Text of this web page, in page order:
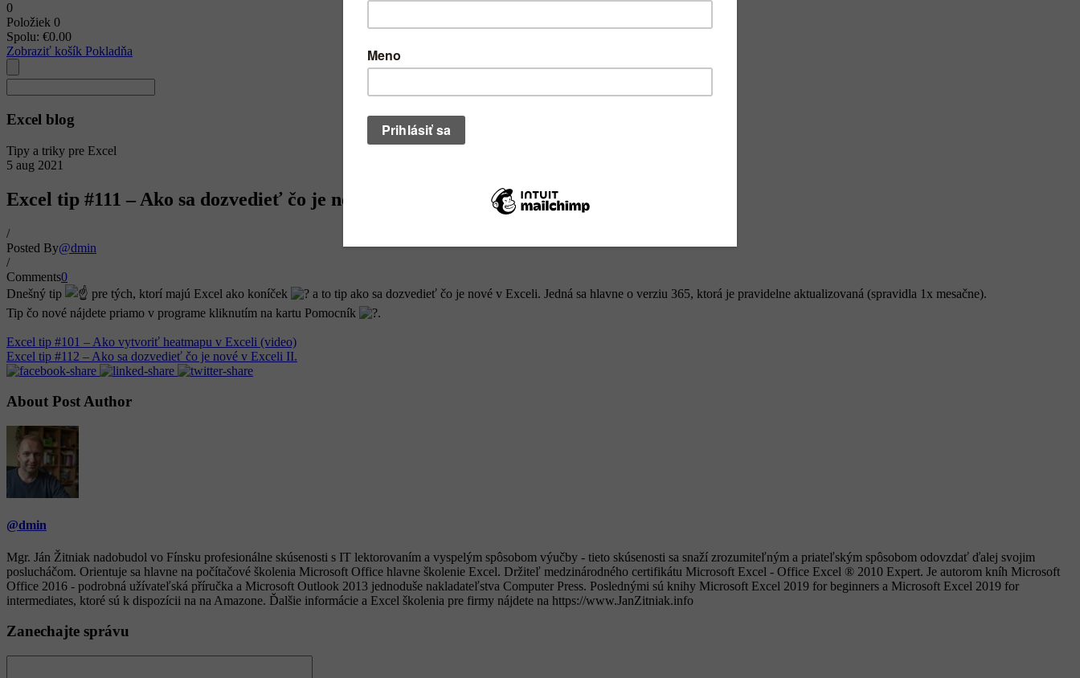
0
Položiek 0
Spolu: €0.00
Zobraziť košík Pokladňa
Excel blog
Tipy a triky pre Excel
5 aug 2021
Excel tip #111 – Ako sa dozvedieť čo je nové v Exceli (video)
/
Posted By@dmin
/
Comments0
Dnešný tip
pre tých, ktorí majú Excel ako koníček
a to tip ako sa dozvedieť čo je nové v Exceli. Jedná sa hlavne o verziu 365, ktorá je pravidelne aktualizovaná (spravidla 1x mesačne).
Tip čo nové nájdete priamo v programe kliknutím na kartu Pomocník
.
Excel tip #101 – Ako vytvoriť heatmapu v Exceli (video)
Excel tip #112 – Ako sa dozvedieť čo je nové v Exceli II.
About Post Author
@dmin
Mgr. Ján Žitniak nadobudol vo Fínsku profesionálne skúsenosti s IT lektorovaním a vyspelým spôsobom výučby - tieto skúsenosti sa snaží zrozumiteľným a priateľským spôsobom odovzdať ďalej svojim
poslucháčom. Orientuje sa hlavne na počítačové školenia Microsoft Office hlavne školenie Excel. Držiteľ medzinárodného certifikátu Microsoft Excel - Office Excel ® 2010 Expert. Je autorom kníh Microsoft
Office 2016 - podrobná užívateľská příručka a Microsoft Outlook 2013 jednoduše nakladateľstva Computer Press. Poslednými sú knihy Microsoft Excel 2019 for beginners a Microsoft Excel 2019 for
intermediates, ktoré sú k dispozícii na na Amazone. Ďalšie informácie a Excel školenia pre firmy nájdete na https://www.JanZitniak.info​
Zanechajte správu